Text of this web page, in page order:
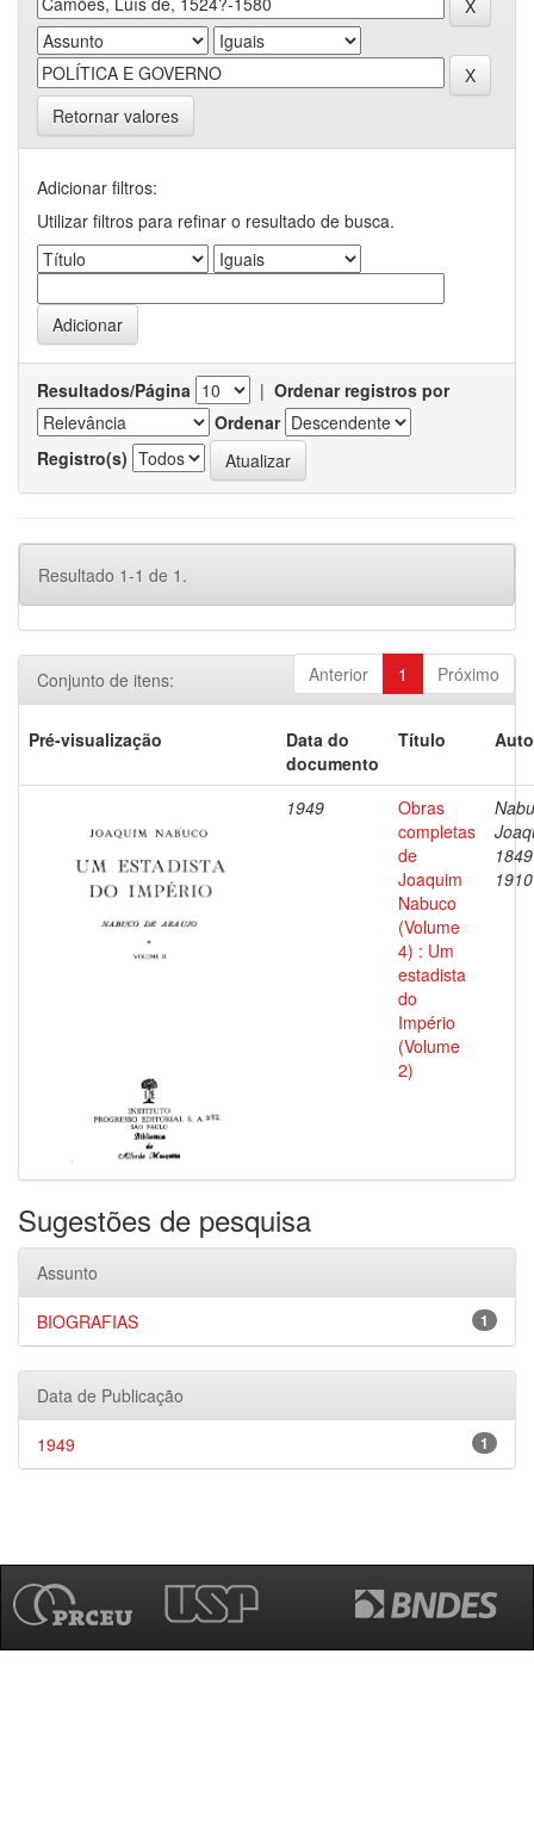
Retornar valores
Adicionar filtros:
Utilizar filtros para refinar o resultado de busca.
Resultados/Página | Ordenar registros por
Ordenar
Registro(s)
Resultado 1-1 de 1.
Anterior 1 Próximo
Conjunto de itens:
Pré-visualização
Data do
documento
Título
1949
Obras
completas
de
Joaquim
Nabuco
(Volume
4) : Um
estadista
do
Império
(Volume
2)
1910
Sugestões de pesquisa
Assunto
1
BIOGRAFIAS
Data de Publicação
1
1949